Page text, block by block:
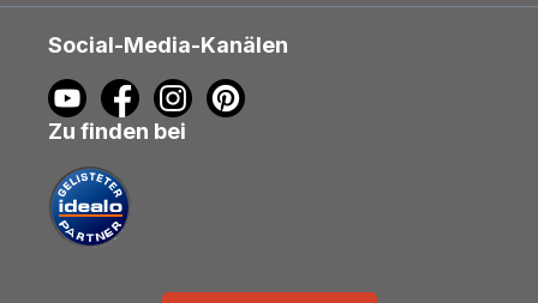
Social-Media-Kanälen
Zu finden bei